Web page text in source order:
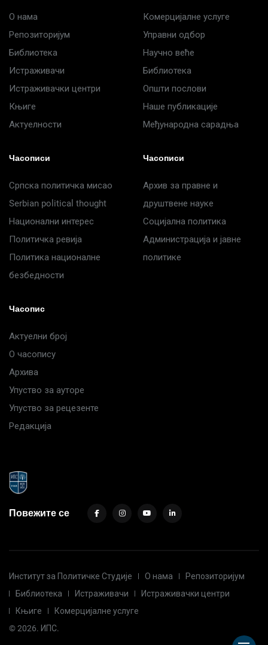
О нама
Репозиторијум
Библиотека
Истраживачи
Истраживачки центри
Књиге
Актуелности
Комерцијалне услуге
Управни одбор
Научно веће
Библиотека
Општи послови
Наше публикације
Међународна сарадња
Часописи
Српска политичка мисао
Serbian political thought
Национални интерес
Политичка ревија
Политика националне
безбедности
Часописи
Архив за правне и
друштвене науке
Социјална политика
Администрација и јавне
политике
Часопис
Актуелни број
О часопису
Архива
Упуство за ауторе
Упуство за рецезенте
Редакција
Повежите се
Институт за Политичке Студије О нама
Репозиторијум
Библиотека
Истраживачи
Истраживачки центри
Књиге
Комерцијалне услуге
© 2026. ИПС.